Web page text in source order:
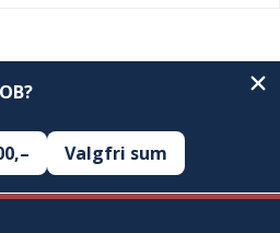
Valgfri sum